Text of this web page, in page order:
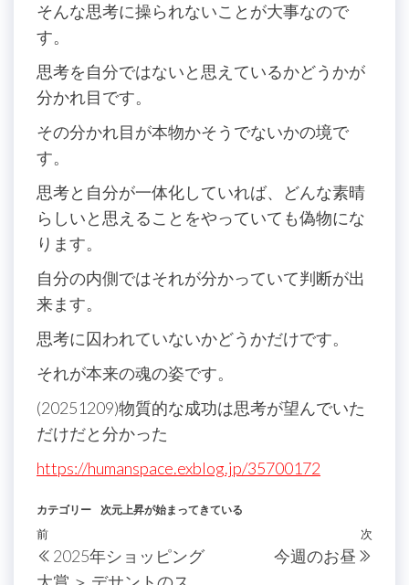
そんな思考に操られないことが大事なので
す。
思考を自分ではないと思えているかどうかが
分かれ目です。
その分かれ目が本物かそうでないかの境で
す。
思考と自分が一体化していれば、どんな素晴
らしいと思えることをやっていても偽物にな
ります。
自分の内側ではそれが分かっていて判断が出
来ます。
思考に囚われていないかどうかだけです。
それが本来の魂の姿です。
(20251209)物質的な成功は思考が望んでいた
だけだと分かった
https://humanspace.exblog.jp/35700172
カテゴリー 次元上昇が始まってきている
投
稿
過
去
前
2025年ショッピング
次
次
今週のお昼